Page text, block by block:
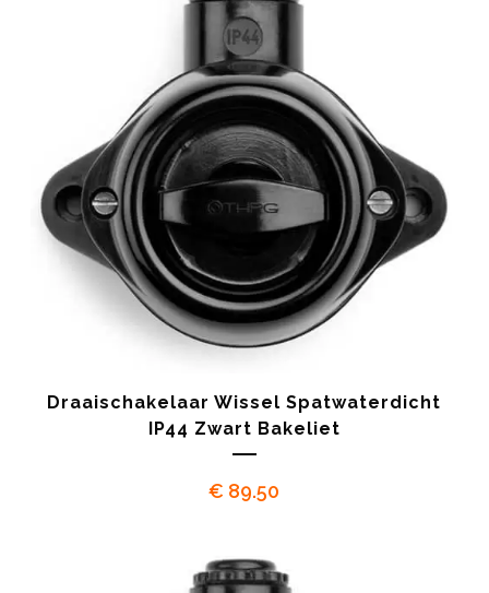
Draaischakelaar Wissel Spatwaterdicht
IP44 Zwart Bakeliet
€ 89.50